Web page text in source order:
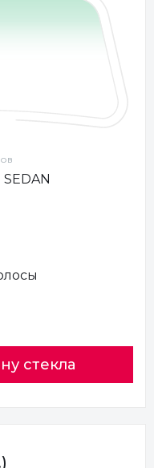
SEDAN
стекла